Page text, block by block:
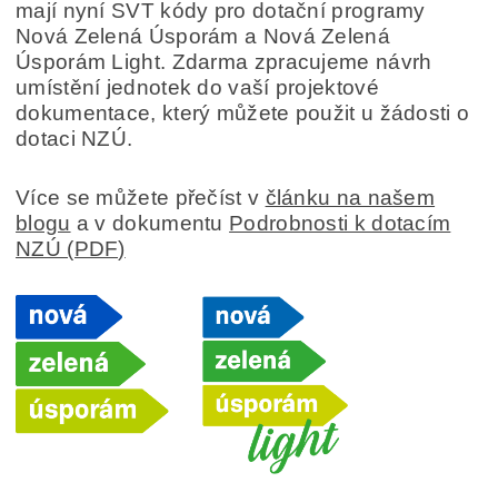
mají nyní SVT kódy pro dotační programy
Nová Zelená Úsporám a Nová Zelená
Úsporám Light. Zdarma zpracujeme návrh
umístění jednotek do vaší projektové
dokumentace, který můžete použit u žádosti o
dotaci NZÚ.
Více se můžete přečíst v článku na našem
blogu a v dokumentu Podrobnosti k dotacím
NZÚ (PDF)